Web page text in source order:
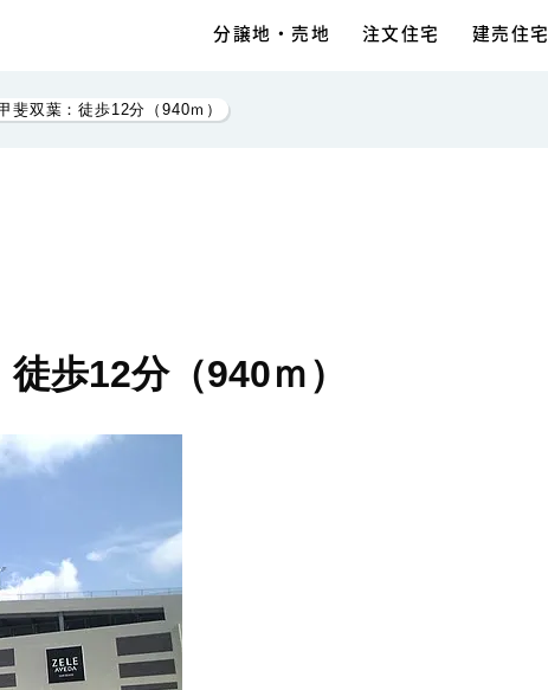
分譲地・売地 注文住宅 建売住宅
斐双葉：徒歩12分（940ｍ）
歩12分（940ｍ）